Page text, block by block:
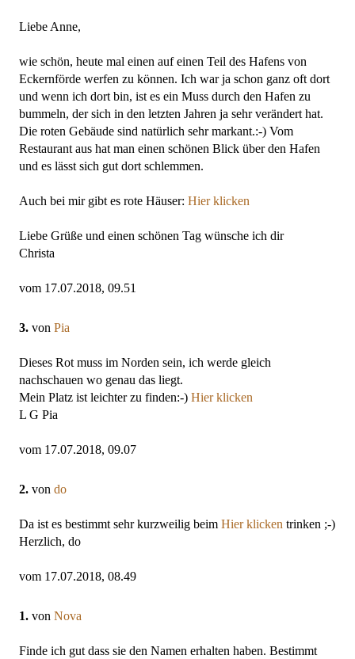
Liebe Anne,
wie schön, heute mal einen auf einen Teil des Hafens von
Eckernförde werfen zu können. Ich war ja schon ganz oft dort
und wenn ich dort bin, ist es ein Muss durch den Hafen zu
bummeln, der sich in den letzten Jahren ja sehr verändert hat.
Die roten Gebäude sind natürlich sehr markant.:-) Vom
Restaurant aus hat man einen schönen Blick über den Hafen
und es lässt sich gut dort schlemmen.
Auch bei mir gibt es rote Häuser: Hier klicken
Liebe Grüße und einen schönen Tag wünsche ich dir
Christa
vom 17.07.2018, 09.51
3. von Pia
Dieses Rot muss im Norden sein, ich werde gleich
nachschauen wo genau das liegt.
Mein Platz ist leichter zu finden:-) Hier klicken
L G Pia
vom 17.07.2018, 09.07
2. von do
Da ist es bestimmt sehr kurzweilig beim Hier klicken trinken ;-)
Herzlich, do
vom 17.07.2018, 08.49
1. von Nova
Finde ich gut dass sie den Namen erhalten haben. Bestimmt